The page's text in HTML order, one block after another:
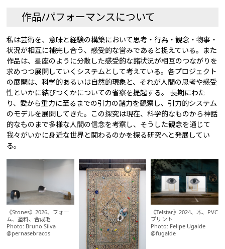
作品/パフォーマンスについて
私は芸術を、意味と経験の構築において思考・行為・観念・物事・
状況が相互に補完し合う、感受的な営みであると捉えている。また
作品は、星座のように分散した感受的な諸状況が相互のつながりを
求めつつ展開していくシステムとして考えている。各プロジェクト
の展開は、科学的あるいは自然的現象と、それが人間の思考や感受
性といかに結びつくかについての省察を提起する。 長期にわた
り、愛から重力に至るまでの引力の諸力を観察し、引力的システム
のモデルを展開してきた。この探究は現在、科学的なものから神話
的なものまで多様な人間の信念を考察し、そうした観念を通じて
我々がいかに身近な世界と関わるのかを探る研究へと発展してい
る。
《Stones》2026、フォー
ム、塗料、合成毛
Photo: Bruno Silva
@pernasebracos
《Telstar》2024、木、PVC
プリント
Photo: Felipe Ugalde
@fugalde